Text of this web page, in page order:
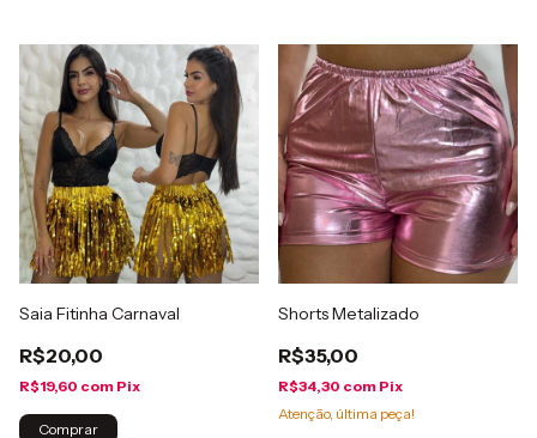
Saia Fitinha Carnaval
R$20,00
R$19,60 com Pix
Comprar
Shorts Metalizado
R$35,00
R$34,30 com Pix
Atenção, última peça!